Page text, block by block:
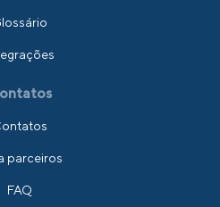
parceiros
FAQ